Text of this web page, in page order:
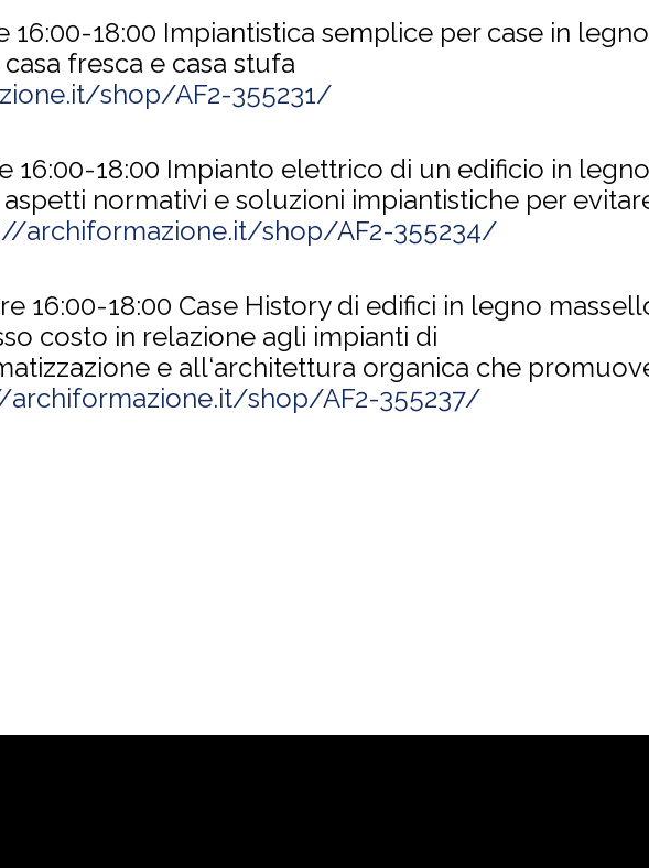
16:00-18:00 Impiantistica semplice per case in legno
fresca e casa stufa
shop/AF2-355231/
16:00-18:00 Impianto elettrico di un edificio in legno
normativi e soluzioni impiantistiche per
archiformazione.it/shop/AF2-355234/
16:00-18:00 Case History di edifici in legno
costo in relazione agli impianti di
e all‘architettura organica che
archiformazione.it/shop/AF2-355237/